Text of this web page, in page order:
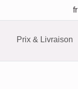
fr
Prix & Livraison